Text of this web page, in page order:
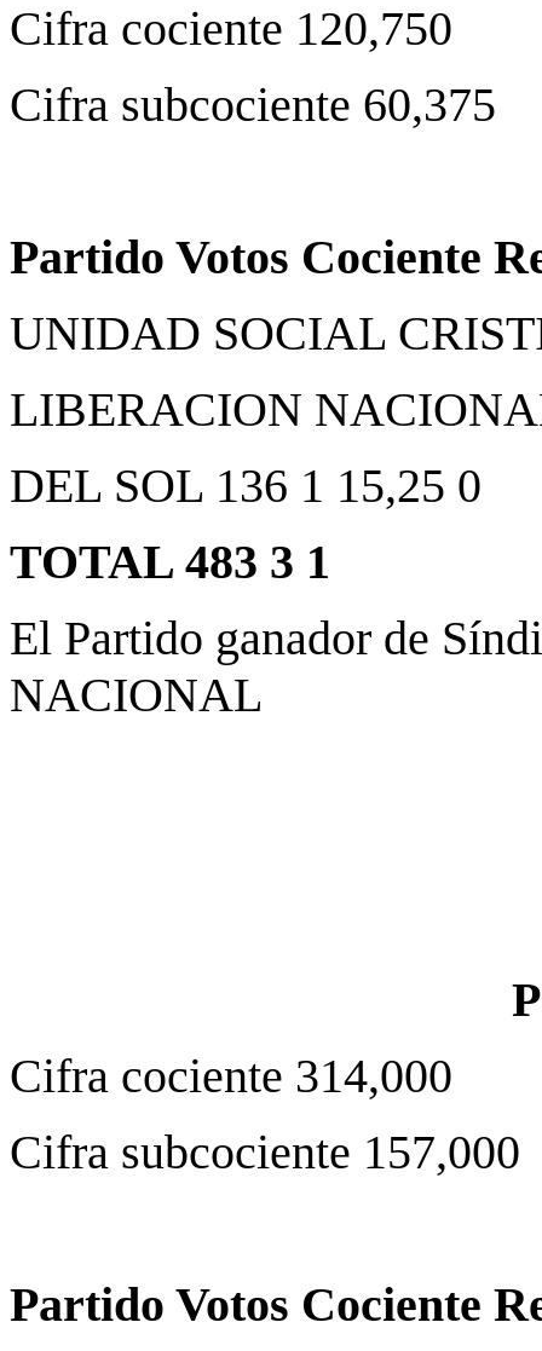
Cifra cociente 120,750
Cifra subcociente 60,375
Partido Votos Cociente
UNIDAD SOCIAL
LIBERACION
DEL SOL 136 1 15,25 0
TOTAL 483 3 1
El Partido ganador de
NACIONAL
Cifra cociente 314,000
Cifra subcociente 157,000
Partido Votos Cociente